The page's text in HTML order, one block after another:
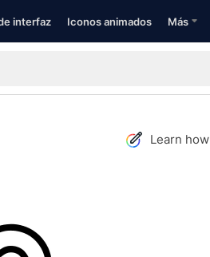
interfaz Iconos animados Más
Learn how